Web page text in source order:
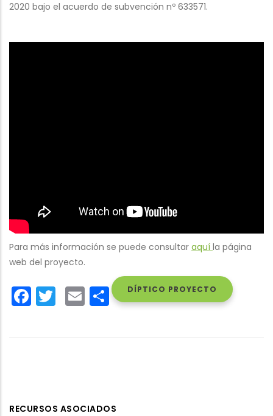
2020 bajo el acuerdo de subvención nº 633571.
Para más información se puede consultar aquí la página
web del proyecto.
DÍPTICO PROYECTO
Facebook
Twitter
Email
Share
RECURSOS ASOCIADOS